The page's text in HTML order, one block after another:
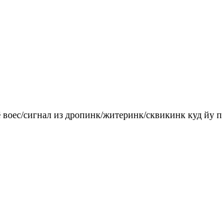
сигнал из дропинк/житеринк/сквикинк куд йу